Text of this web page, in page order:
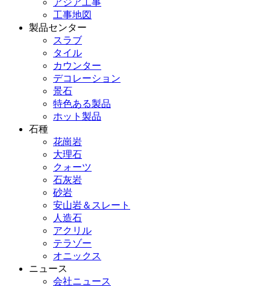
アジア工事
工事地図
製品センター
スラブ
タイル
カウンター
デコレーション
景石
特色ある製品
ホット製品
石種
花崗岩
大理石
クォーツ
石灰岩
砂岩
安山岩＆スレート
人造石
アクリル
テラゾー
オニックス
ニュース
会社ニュース